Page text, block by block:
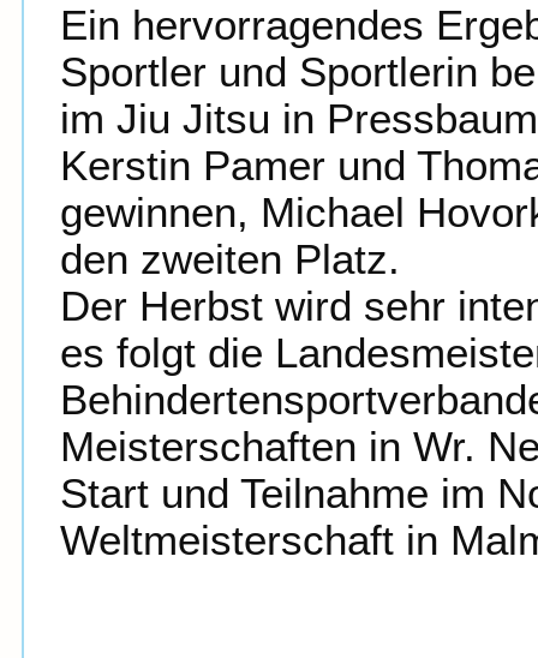
Ein hervorragendes
Sportler und Sportlerin
im Jiu Jitsu in
Kerstin Pamer und
gewinnen, Michael
den zweiten Platz.
Der Herbst wird sehr
es folgt die
Meisterschaften in Wr.
Start und Teilnahme im
Weltmeisterschaft in